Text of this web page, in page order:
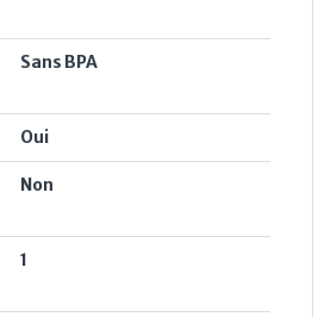
Sans BPA
‎Oui
Non
‎1